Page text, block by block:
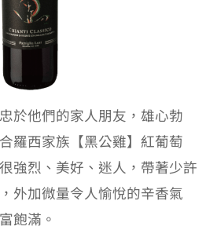
於他們的家人朋友，雄心勃
羅西家族【黑公雞】紅葡萄
強烈、美好、迷人，帶著少許
外加微量令人愉悅的辛香氣
飽滿。